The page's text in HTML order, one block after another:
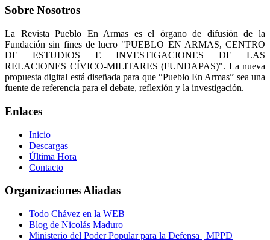
Sobre Nosotros
La Revista Pueblo En Armas es el órgano de difusión de la
Fundación sin fines de lucro "PUEBLO EN ARMAS, CENTRO
DE ESTUDIOS E INVESTIGACIONES DE LAS
RELACIONES CÍVICO-MILITARES (FUNDAPAS)". La nueva
propuesta digital está diseñada para que “Pueblo En Armas” sea una
fuente de referencia para el debate, reflexión y la investigación.
Enlaces
Inicio
Descargas
Última Hora
Contacto
Organizaciones Aliadas
Todo Chávez en la WEB
Blog de Nicolás Maduro
Ministerio del Poder Popular para la Defensa | MPPD